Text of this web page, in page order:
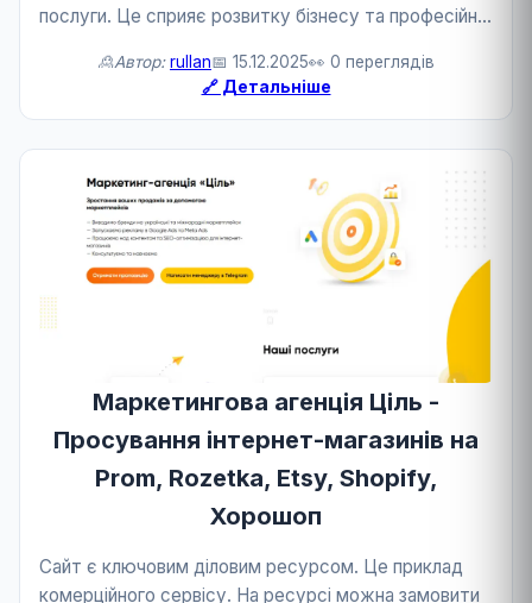
послуги. Це сприяє розвитку бізнесу та професійної
🙎Автор: rullan📅 15.12.2025👀 0 переглядів
🔗 Детальніше
Маркетингова агенція Ціль -
Просування інтернет-магазинів на
Prom, Rozetka, Etsy, Shopify,
Хорошоп
Сайт є ключовим діловим ресурсом. Це приклад
комерційного сервісу. На ресурсі можна замовити